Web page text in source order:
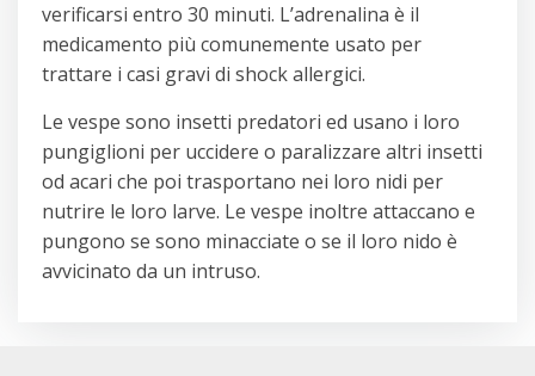
verificarsi entro 30 minuti. L’adrenalina è il
medicamento più comunemente usato per
trattare i casi gravi di shock allergici.
Le vespe sono insetti predatori ed usano i loro
pungiglioni per uccidere o paralizzare altri insetti
od acari che poi trasportano nei loro nidi per
nutrire le loro larve. Le vespe inoltre attaccano e
pungono se sono minacciate o se il loro nido è
avvicinato da un intruso.